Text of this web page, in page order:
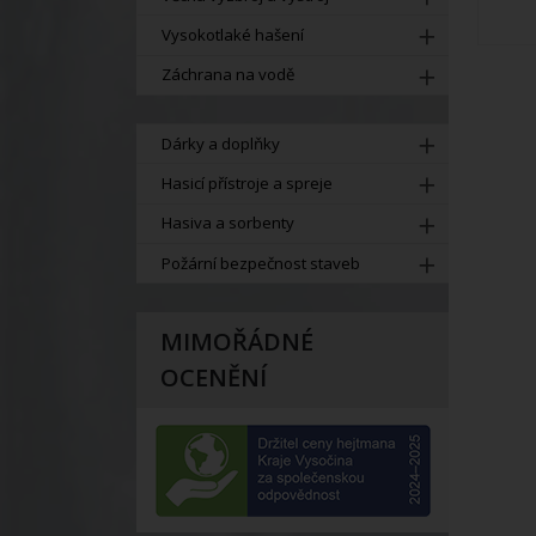
Vysokotlaké hašení
Záchrana na vodě
Dárky a doplňky
Hasicí přístroje a spreje
Hasiva a sorbenty
Požární bezpečnost staveb
MIMOŘÁDNÉ
OCENĚNÍ